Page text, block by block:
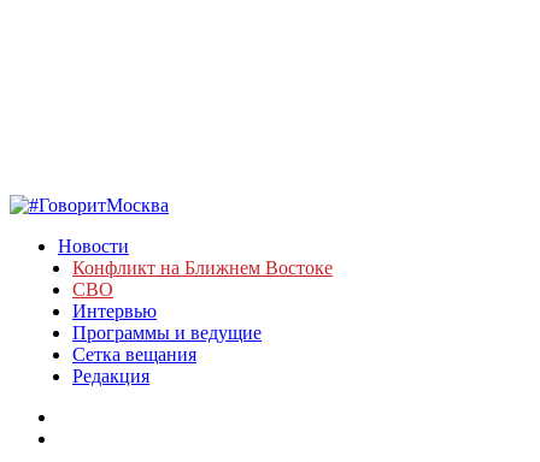
Новости
Конфликт на Ближнем Востоке
СВО
Интервью
Программы и ведущие
Сетка вещания
Редакция